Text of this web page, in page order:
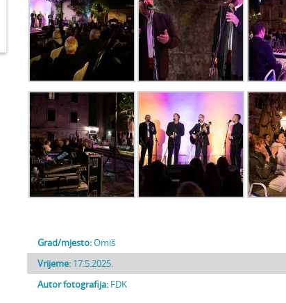
Grad/mjesto:Omiš
Vrijeme: 17.5.2025.
Autor fotografija: FDK